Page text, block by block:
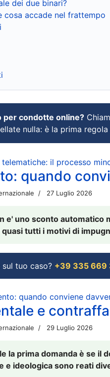
dei due binari?
cosa accade nel frattempo
per condotte online?
nulla: è la prima
il processo
quando
27 Luglio 2026
e' uno sconto automatico
tutti i motivi di
sul tuo caso? +39 335 669
quando conviene
e
29 Luglio 2026
la prima domanda è se il
e ideologica sono reati